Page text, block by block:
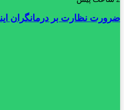
ضرورت نظارت بر درمانگران